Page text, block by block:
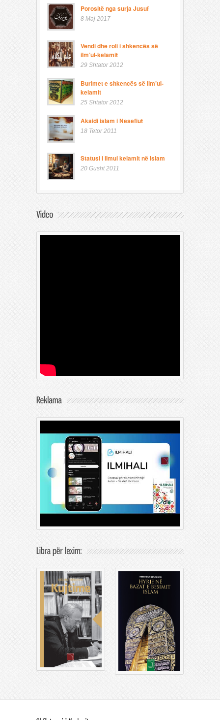
Porositë nga surja Jusuf
8 Maj 2017
Vendi dhe roli i shkencës së
ilm’ul-kelamit
29 Shtator 2012
Burimet e shkencës së ilm’ul-
kelamit
25 Shtator 2012
Akaidi islam i Nesefiut
18 Tetor 2011
Statusi i ilmul kelamit në Islam
20 Gusht 2011